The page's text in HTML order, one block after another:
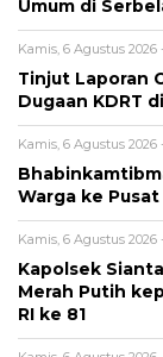
Umum di
Kamis, 6 Agustus 2026
Tinjut Laporan
Dugaan KDRT
Kamis, 6 Agustus 2026
Warga ke
Kamis, 6 Agustus 2026
Kapolsek
Merah Putih
RI ke 81